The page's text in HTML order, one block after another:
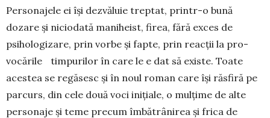
Personajele ei își dezvăluie treptat, printr-o bună
dozare și nicio­dată maniheist, firea, fără exces de
psiho­logizare, prin vorbe și fapte, prin reacții la pro­
vocările timpurilor în care le e dat să existe. Toate
acestea se regăsesc și în noul roman care își răs­firă pe
parcurs, din cele două voci inițiale, o mul­țime de alte
personaje și teme precum îmbă­trânirea și frica de